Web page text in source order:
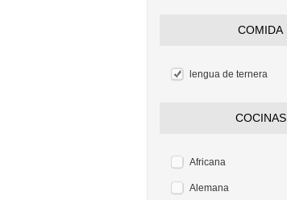
COMIDA
lengua de ternera
COCINAS
Africana
Alemana